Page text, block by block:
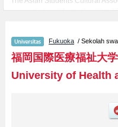
menyediakan informasi sekitar
Health and Welfare, mencakup
Health ScienceatauFakultas
berguna bagi mahasiswa(i)
pendaftar dan jumlah kelulusan
Fukuoka / Sekolah
福岡国際医療福祉大学
University of Health